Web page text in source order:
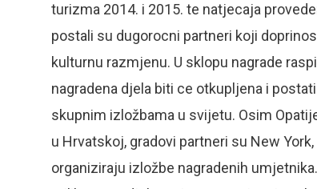
turizma 2014. i 2015. te natjecaja
postali su dugorocni partneri koji
kulturnu razmjenu. U sklopu nagrade
nagradena djela biti ce otkupljena i
skupnim izložbama u svijetu. Osim
u Hrvatskoj, gradovi partneri su New
organiziraju izložbe nagradenih